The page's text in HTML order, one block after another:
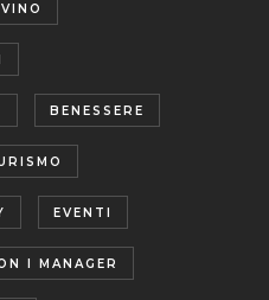
BENESSERE
EVENTI
I MANAGER